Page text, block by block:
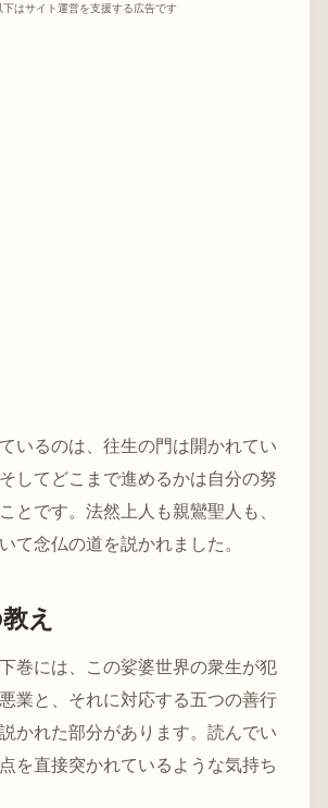
下はサイト運営を支援する広告です
いるのは、往生の門は開かれてい
してどこまで進めるかは自分の努
とです。法然上人も親鸞聖人も、
て念仏の道を説かれました。
え
巻には、この娑婆世界の衆生が犯
業と、それに対応する五つの善行
かれた部分があります。読んでい
を直接突かれているような気持ち